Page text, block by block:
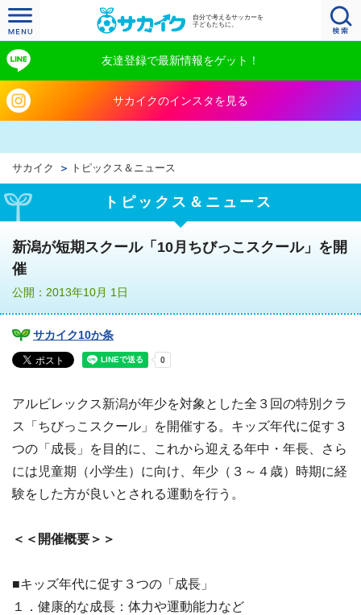
自分で考えるサッカーを
子どもたちに。
友達登録で最新情報をゲット！
サカイクのインスタを見る
サカイク トピックス＆ニュース
トピックス＆ニュース
新潟が短期スクール「10月ちびっこスクール」を開
催
公開：2013年10月 1日
サカイク10か条
アルビレックス新潟が年少を対象とした全３回の特別クラ
ス「ちびっこスクール」を開催する。キッズ年代に促す３
つの「成長」を目的に、これから迎える年中・年長、さら
には児童期（小学生）に向け、年少（３～４歳）時期に経
験をした方が良いとされる運動を行う。
＜＜開催概要＞＞
■キッズ年代に促す３つの「成長」
１．健康的な成長：体力や運動能力など